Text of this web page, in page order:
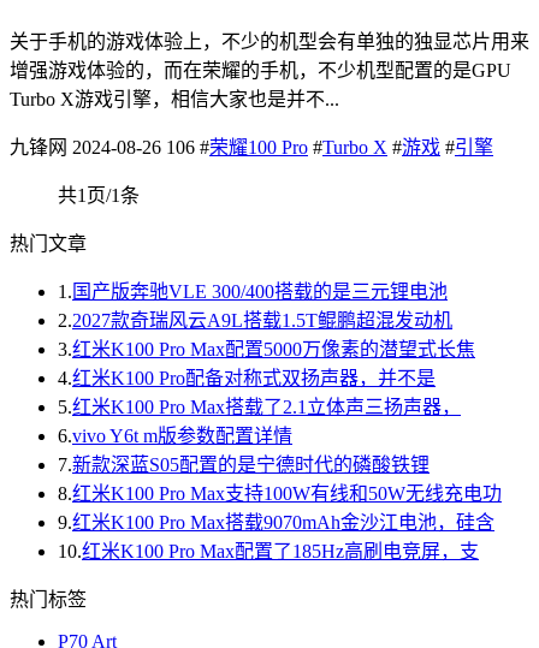
关于手机的游戏体验上，不少的机型会有单独的独显芯片用来
增强游戏体验的，而在荣耀的手机，不少机型配置的是GPU
Turbo X游戏引擎，相信大家也是并不...
九锋网 2024-08-26 106 #荣耀100 Pro #Turbo X #游戏 #引擎
共1页/1条
热门文章
1. 国产版奔驰VLE 300/400搭载的是三元锂电池
2.2027款奇瑞风云A9L搭载1.5T鲲鹏超混发动机
3.红米K100 Pro Max配置5000万像素的潜望式长焦
4.红米K100 Pro配备对称式双扬声器，并不是
5.红米K100 Pro Max搭载了2.1立体声三扬声器，
6.vivo Y6t m版参数配置详情
7.新款深蓝S05配置的是宁德时代的磷酸铁锂
8.红米K100 Pro Max支持100W有线和50W无线充电功
9.红米K100 Pro Max搭载9070mAh金沙江电池，硅含
10.红米K100 Pro Max配置了185Hz高刷电竞屏，支
热门标签
P70 Art